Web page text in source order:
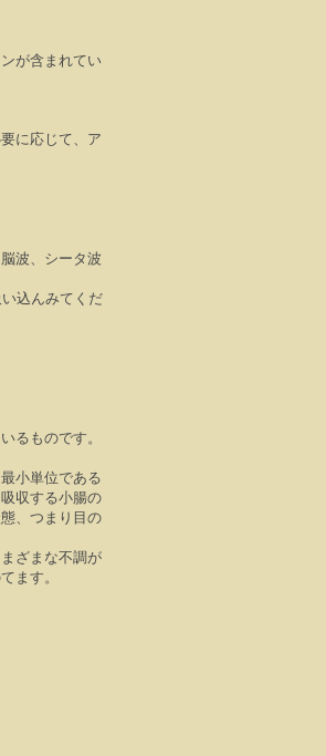
が含まれてい
に応じて、ア
波、シータ波
込んみてくだ
るものです。
小単位である
収する小腸の
、つまり目の
ざまな不調が
ます。